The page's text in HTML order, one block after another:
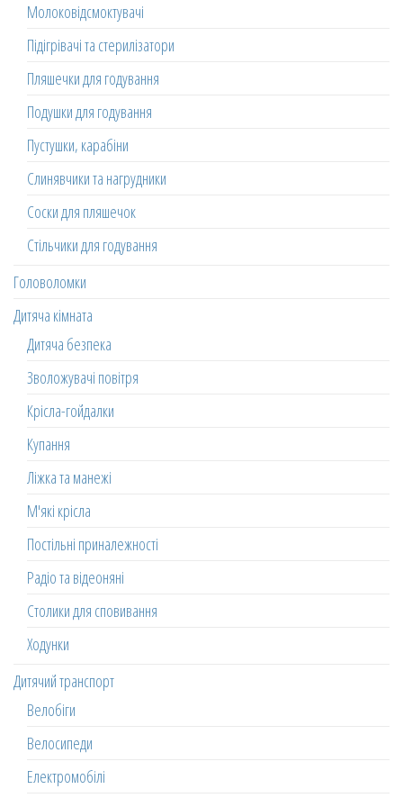
Молоковідсмоктувачі
Підігрівачі та стерилізатори
Пляшечки для годування
Подушки для годування
Пустушки, карабіни
Слинявчики та нагрудники
Соски для пляшечок
Стільчики для годування
Головоломки
Дитяча кімната
Дитяча безпека
Зволожувачі повітря
Крісла-гойдалки
Купання
Ліжка та манежі
М'які крісла
Постільні приналежності
Радіо та відеоняні
Столики для сповивання
Ходунки
Дитячий транспорт
Велобіги
Велосипеди
Електромобілі